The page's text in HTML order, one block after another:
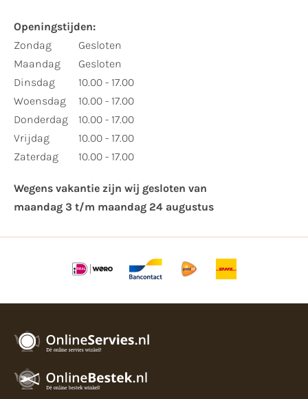
Openingstijden:​
​Zondag
Maandag
Dinsdag
Woensdag
Donderdag
Vrijdag
Zaterdag
Gesloten
Gesloten
10.00 - 17.00
10.00 - 17.00
10.00 - 17.00
10.00 - 17.00
10.00 - 17.00
Wegens vakantie zijn wij gesloten van ​
maandag 3 t/m maandag 24 augustus